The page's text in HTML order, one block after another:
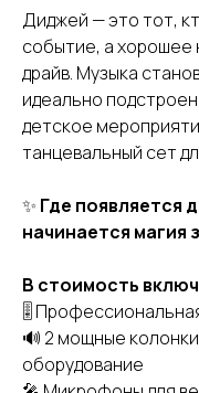
Диджей — это тот,
событие, а хорошее
драйв. Музыка
идеально
детское
танцевальный сет
✨ Где появляется
начинается магия
В стоимость
🎚
🔊 2 мощные
оборудование